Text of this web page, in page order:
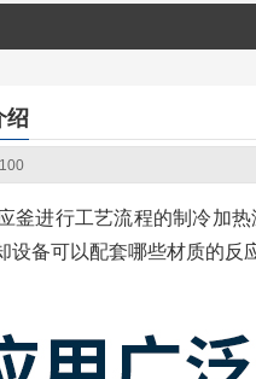
绍
釜进行工艺流程的制冷加
备可以配套哪些材质的反